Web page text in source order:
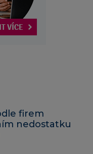
firem
nedostatku